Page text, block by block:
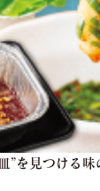
”を見つける味